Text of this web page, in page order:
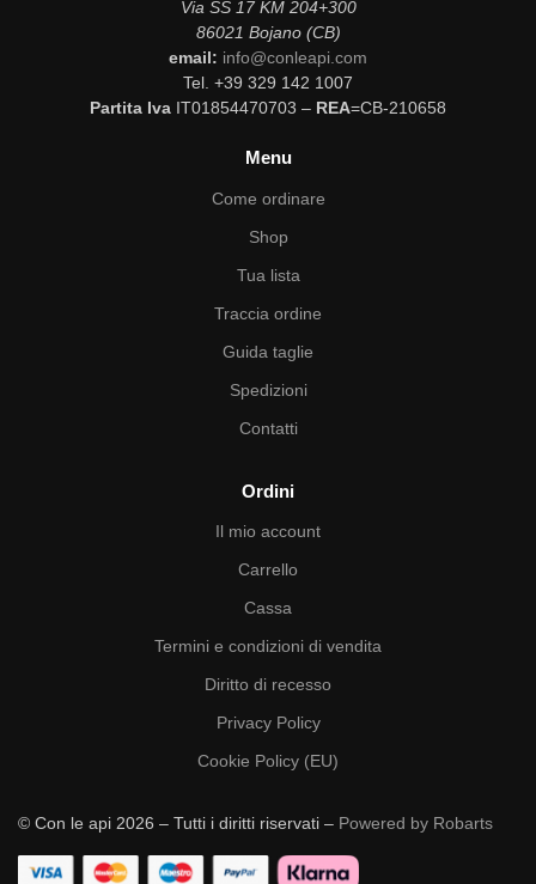
Via SS 17 KM 204+300
86021 Bojano (CB)
email: info@conleapi.com
Tel. +39 329 142 1007
Partita Iva IT01854470703 – REA=CB-210658
Menu
Come ordinare
Shop
Tua lista
Traccia ordine
Guida taglie
Spedizioni
Contatti
Ordini
Il mio account
Carrello
Cassa
Termini e condizioni di vendita
Diritto di recesso
Privacy Policy
Cookie Policy (EU)
© Con le api 2026 – Tutti i diritti riservati – Powered by Robarts